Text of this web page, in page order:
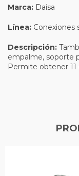
Marca: Daisa
Línea: Conexiones
Descripción:
empalme, soporte
Permite obtener 11